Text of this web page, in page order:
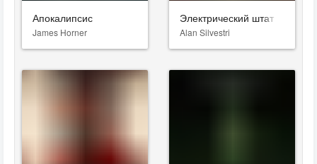
Апокалипсис
James Horner
Электрический штат
Alan Silvestri